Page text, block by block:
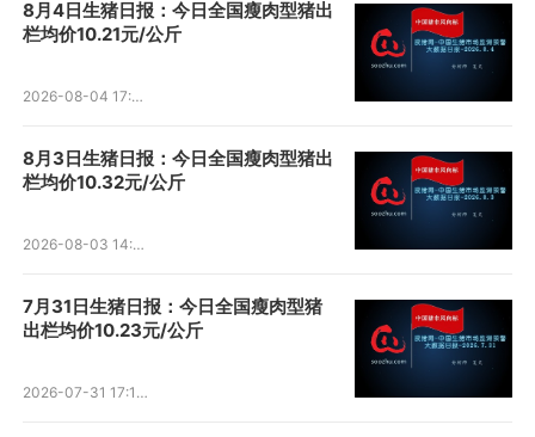
8月4日生猪日报：今日全国瘦肉型猪出
栏均价10.21元/公斤
2026-08-04 17:27:48
8月3日生猪日报：今日全国瘦肉型猪出
栏均价10.32元/公斤
2026-08-03 14:04:00
7月31日生猪日报：今日全国瘦肉型猪
出栏均价10.23元/公斤
2026-07-31 17:15:28